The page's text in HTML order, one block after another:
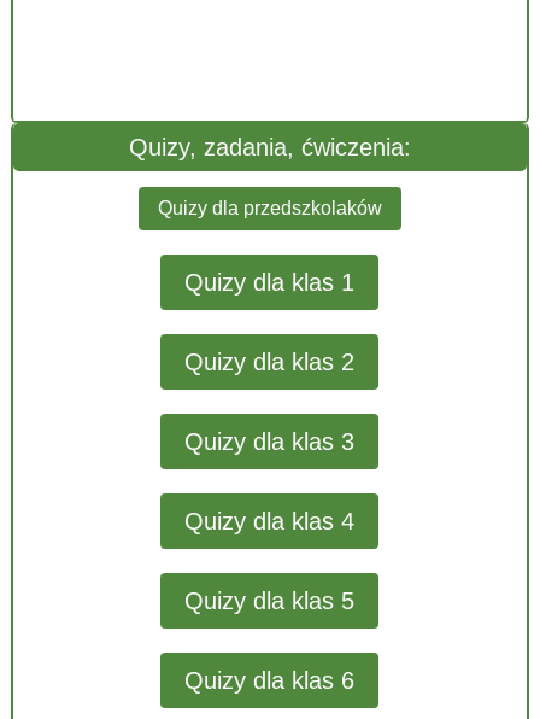
Quizy, zadania, ćwiczenia:
Quizy dla przedszkolaków
Quizy dla klas 1
Quizy dla klas 2
Quizy dla klas 3
Quizy dla klas 4
Quizy dla klas 5
Quizy dla klas 6